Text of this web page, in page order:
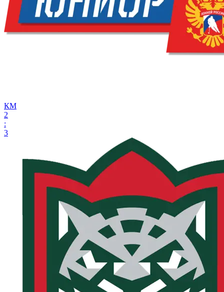
КМ
2
:
3